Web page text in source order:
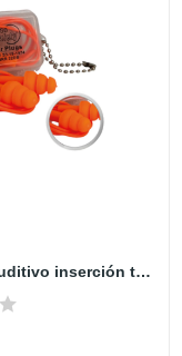
Protector auditivo inserción tres membranas con...